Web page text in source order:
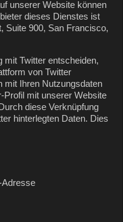
unserer Website können
dieses Dienstes ist
Suite 900, San Francisco,
mit Twitter entscheiden,
von Twitter
mit Ihren Nutzungsdaten
Profil mit unserer Website
diese Verknüpfung
hinterlegten Daten. Dies
Adresse